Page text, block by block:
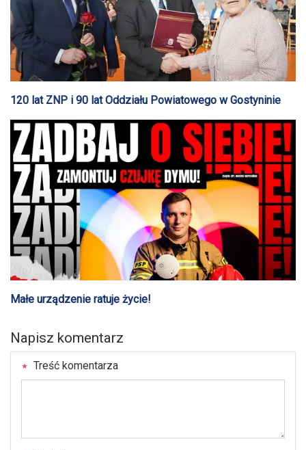
120 lat ZNP i 90 lat Oddziału Powiatowego w Gostyninie
Małe urządzenie ratuje życie!
Napisz komentarz
Treść komentarza